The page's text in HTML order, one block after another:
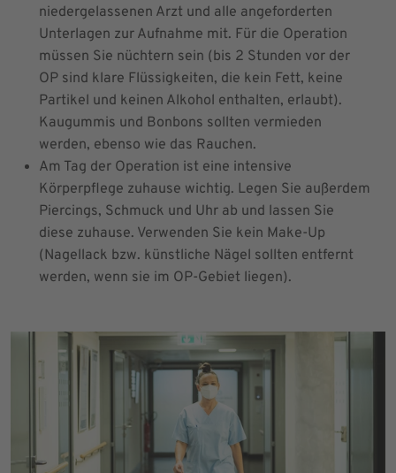
niedergelassenen Arzt und alle angeforderten
Unterlagen zur Aufnahme mit. Für die Operation
müssen Sie nüchtern sein (bis 2 Stunden vor der
OP sind klare Flüssigkeiten, die kein Fett, keine
Partikel und keinen Alkohol enthalten, erlaubt).
Kaugummis und Bonbons sollten vermieden
werden, ebenso wie das Rauchen.
Am Tag der Operation ist eine intensive
Körperpflege zuhause wichtig. Legen Sie außerdem
Piercings, Schmuck und Uhr ab und lassen Sie
diese zuhause. Verwenden Sie kein Make-Up
(Nagellack bzw. künstliche Nägel sollten entfernt
werden, wenn sie im OP-Gebiet liegen).